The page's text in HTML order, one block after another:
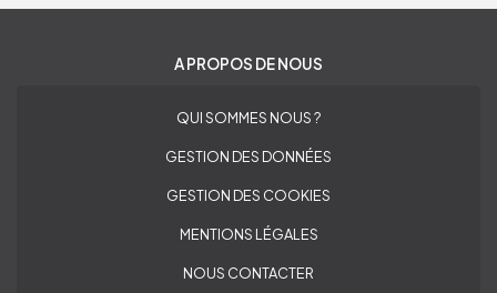
A PROPOS DE NOUS
QUI SOMMES NOUS ?
GESTION DES DONNÉES
GESTION DES COOKIES
MENTIONS LÉGALES
NOUS CONTACTER